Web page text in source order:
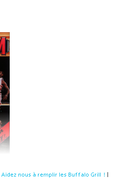
Aidez nous à remplir les Buffalo Grill !